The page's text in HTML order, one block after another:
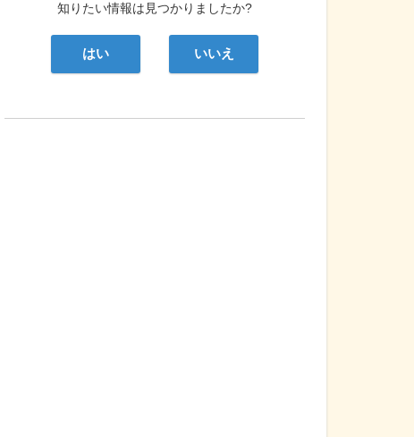
知りたい情報は見つかりましたか?
はい いいえ